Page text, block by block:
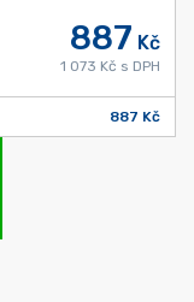
887 Kč
1 073 Kč s DPH
887 Kč